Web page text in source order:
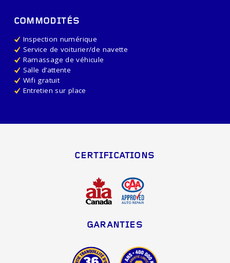
COMMODITÉS
Inspection numérique
Service de voiturier/de navette
Ramassage de véhicule
Salle d’attente
Wifi gratuit
Entretien sur place
CERTIFICATIONS
GARANTIES